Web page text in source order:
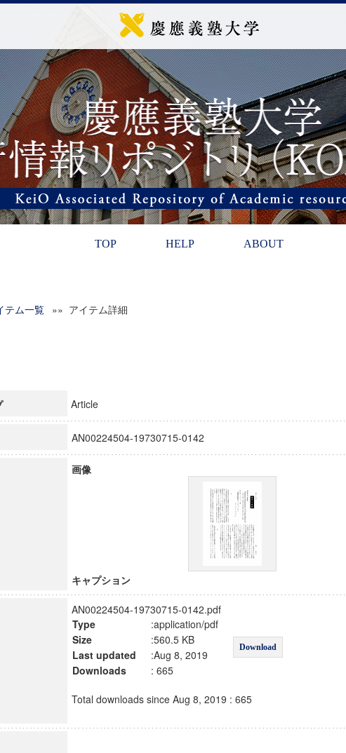
TOP HELP ABOUT
テム一覧 »» アイテム詳細
Article
AN00224504-19730715-0142
画像
キャプション
AN00224504-19730715-0142.pdf
Type
:application/pdf
Download
Size
:560.5 KB
Last updated
:Aug 8, 2019
Downloads
: 665
Total downloads since Aug 8, 2019 : 665